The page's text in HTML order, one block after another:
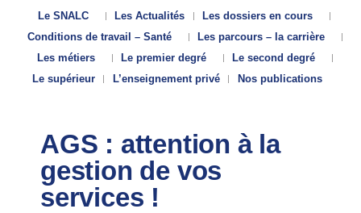
Le SNALC Les Actualités
Les dossiers en cours
Conditions de travail – Santé
Les parcours – la carrière
Les métiers
Le premier degré
Le second degré
Le supérieur
L’enseignement privé Nos publications
AGS : attention à la
gestion de vos
services !